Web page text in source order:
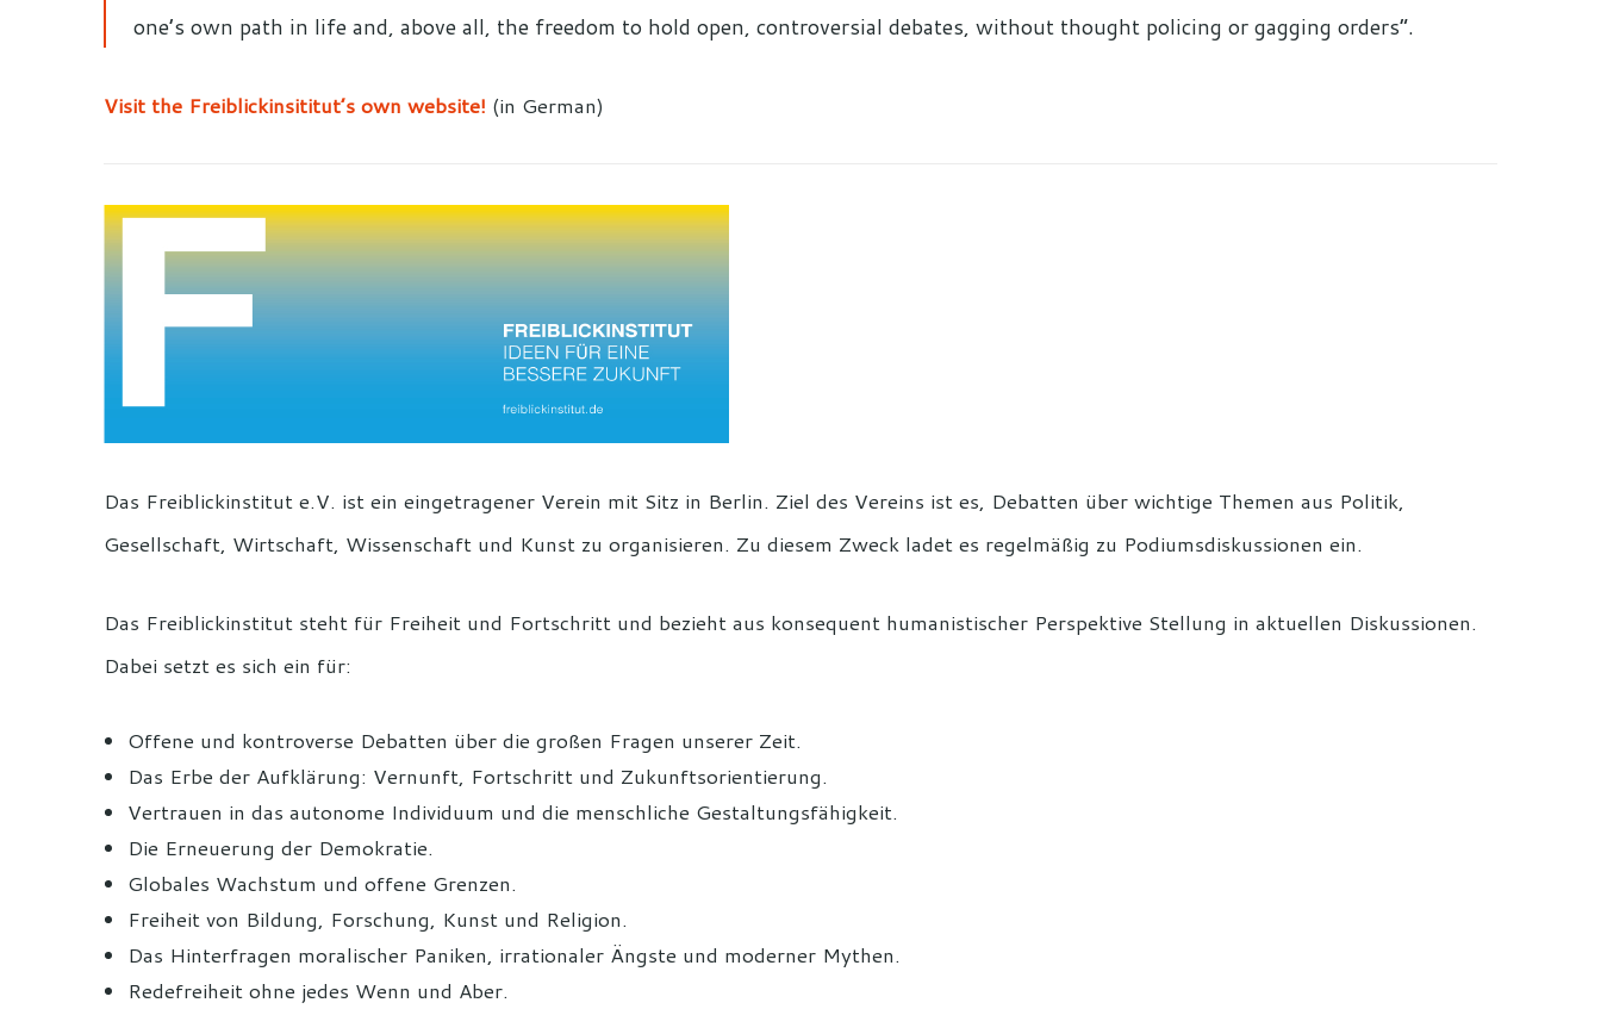
one’s own path in life and, above all, the freedom to hold open, controversial debates, without thought policing or gagging orders”.
Visit the Freiblickinsititut’s own website! (in German)
Das Freiblickinstitut e.V. ist ein eingetragener Verein mit Sitz in Berlin. Ziel des Vereins ist es, Debatten über wichtige Themen aus Politik,
Gesellschaft, Wirtschaft, Wissenschaft und Kunst zu organisieren. Zu diesem Zweck ladet es regelmäßig zu Podiumsdiskussionen ein.
Das Freiblickinstitut steht für Freiheit und Fortschritt und bezieht aus konsequent humanistischer Perspektive Stellung in aktuellen Diskussionen.
Dabei setzt es sich ein für:
Offene und kontroverse Debatten über die großen Fragen unserer Zeit.
Das Erbe der Aufklärung: Vernunft, Fortschritt und Zukunftsorientierung.
Vertrauen in das autonome Individuum und die menschliche Gestaltungsfähigkeit.
Die Erneuerung der Demokratie.
Globales Wachstum und offene Grenzen.
Freiheit von Bildung, Forschung, Kunst und Religion.
Das Hinterfragen moralischer Paniken, irrationaler Ängste und moderner Mythen.
Redefreiheit ohne jedes Wenn und Aber.